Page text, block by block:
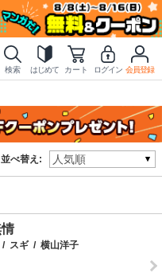
検索 はじめて カート ログイン 会員登録
並べ替え:
/ スギ / 横山洋子